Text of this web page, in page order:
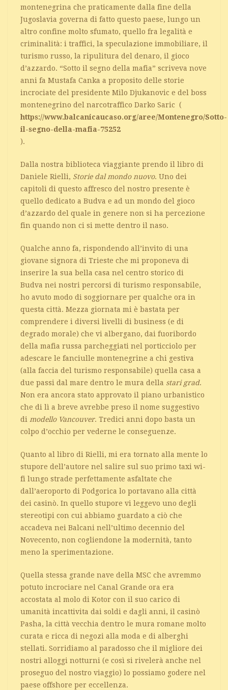
montenegrina che praticamente dalla fine della
Jugoslavia governa di fatto questo paese, lungo un
altro confine molto sfumato, quello fra legalità e
criminalità: i traffici, la speculazione immobiliare, il
turismo russo, la ripulitura del denaro, il gioco
d’azzardo. “Sotto il segno della mafia” scriveva nove
anni fa Mustafa Canka a proposito delle storie
incrociate del presidente Milo Djukanovic e del boss
montenegrino del narcotraffico Darko Saric (
https://www.balcanicaucaso.org/aree/Montenegro/Sotto-
il-segno-della-mafia-75252
).
Dalla nostra biblioteca viaggiante prendo il libro di
Daniele Rielli, Storie dal mondo nuovo. Uno dei
capitoli di questo affresco del nostro presente è
quello dedicato a Budva e ad un mondo del gioco
d’azzardo del quale in genere non si ha percezione
fin quando non ci si mette dentro il naso.
Qualche anno fa, rispondendo all’invito di una
giovane signora di Trieste che mi proponeva di
inserire la sua bella casa nel centro storico di
Budva nei nostri percorsi di turismo responsabile,
ho avuto modo di soggiornare per qualche ora in
questa città. Mezza giornata mi è bastata per
comprendere i diversi livelli di business (e di
degrado morale) che vi albergano, dai fuoribordo
della mafia russa parcheggiati nel porticciolo per
adescare le fanciulle montenegrine a chi gestiva
(alla faccia del turismo responsabile) quella casa a
due passi dal mare dentro le mura della stari grad.
Non era ancora stato approvato il piano urbanistico
che di lì a breve avrebbe preso il nome suggestivo
di modello Vancouver. Tredici anni dopo basta un
colpo d’occhio per vederne le conseguenze.
Quanto al libro di Rielli, mi era tornato alla mente lo
stupore dell’autore nel salire sul suo primo taxi wi-
fi lungo strade perfettamente asfaltate che
dall’aeroporto di Podgorica lo portavano alla città
dei casinò. In quello stupore vi leggevo uno degli
stereotipi con cui abbiamo guardato a ciò che
accadeva nei Balcani nell’ultimo decennio del
Novecento, non cogliendone la modernità, tanto
meno la sperimentazione.
Quella stessa grande nave della MSC che avremmo
potuto incrociare nel Canal Grande ora era
accostata al molo di Kotor con il suo carico di
umanità incattivita dai soldi e dagli anni, il casinò
Pasha, la città vecchia dentro le mura romane molto
curata e ricca di negozi alla moda e di alberghi
stellati. Sorridiamo al paradosso che il migliore dei
nostri alloggi notturni (e così si rivelerà anche nel
proseguo del nostro viaggio) lo possiamo godere nel
paese offshore per eccellenza.